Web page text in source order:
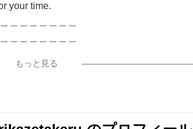
your time.
もっと見る